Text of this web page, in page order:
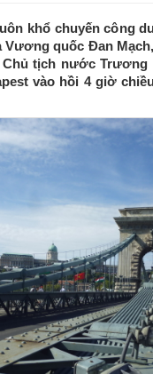
khổ chuyến công
Vương quốc Đan
tịch nước Trương
vào hồi 4 giờ